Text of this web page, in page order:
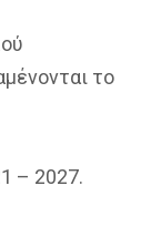
το
– 2027.